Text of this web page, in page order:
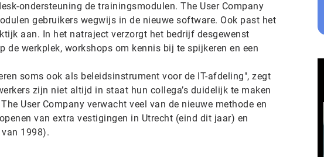
ondersteuning de trainingsmodulen. The User Company
gebruikers wegwijs in de nieuwe software. Ook past het
aan. In het natraject verzorgt het bedrijf desgewenst
de werkplek, workshops om kennis bij te spijkeren en een
soms ook als beleidsinstrument voor de IT-afdeling", zegt
zijn niet altijd in staat hun collega’s duidelijk te maken
User Company verwacht veel van de nieuwe methode en
van extra vestigingen in Utrecht (eind dit jaar) en
1998).